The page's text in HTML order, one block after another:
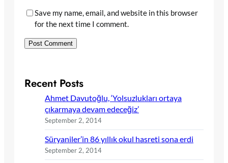
Save my name, email, and website in this browser
for the next time I comment.
Recent Posts
Ahmet Davutoğlu, ‘Yolsuzlukları ortaya
çıkarmaya devam edeceğiz’
September 2, 2014
Süryaniler’in 86 yıllık okul hasreti sona erdi
September 2, 2014